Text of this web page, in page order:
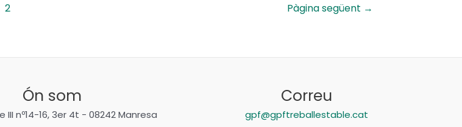
2 Pàgina següent →
Ón som
III nº14-16, 3er 4t - 08242 Manresa
Correu
gpf@gpftreballestable.cat